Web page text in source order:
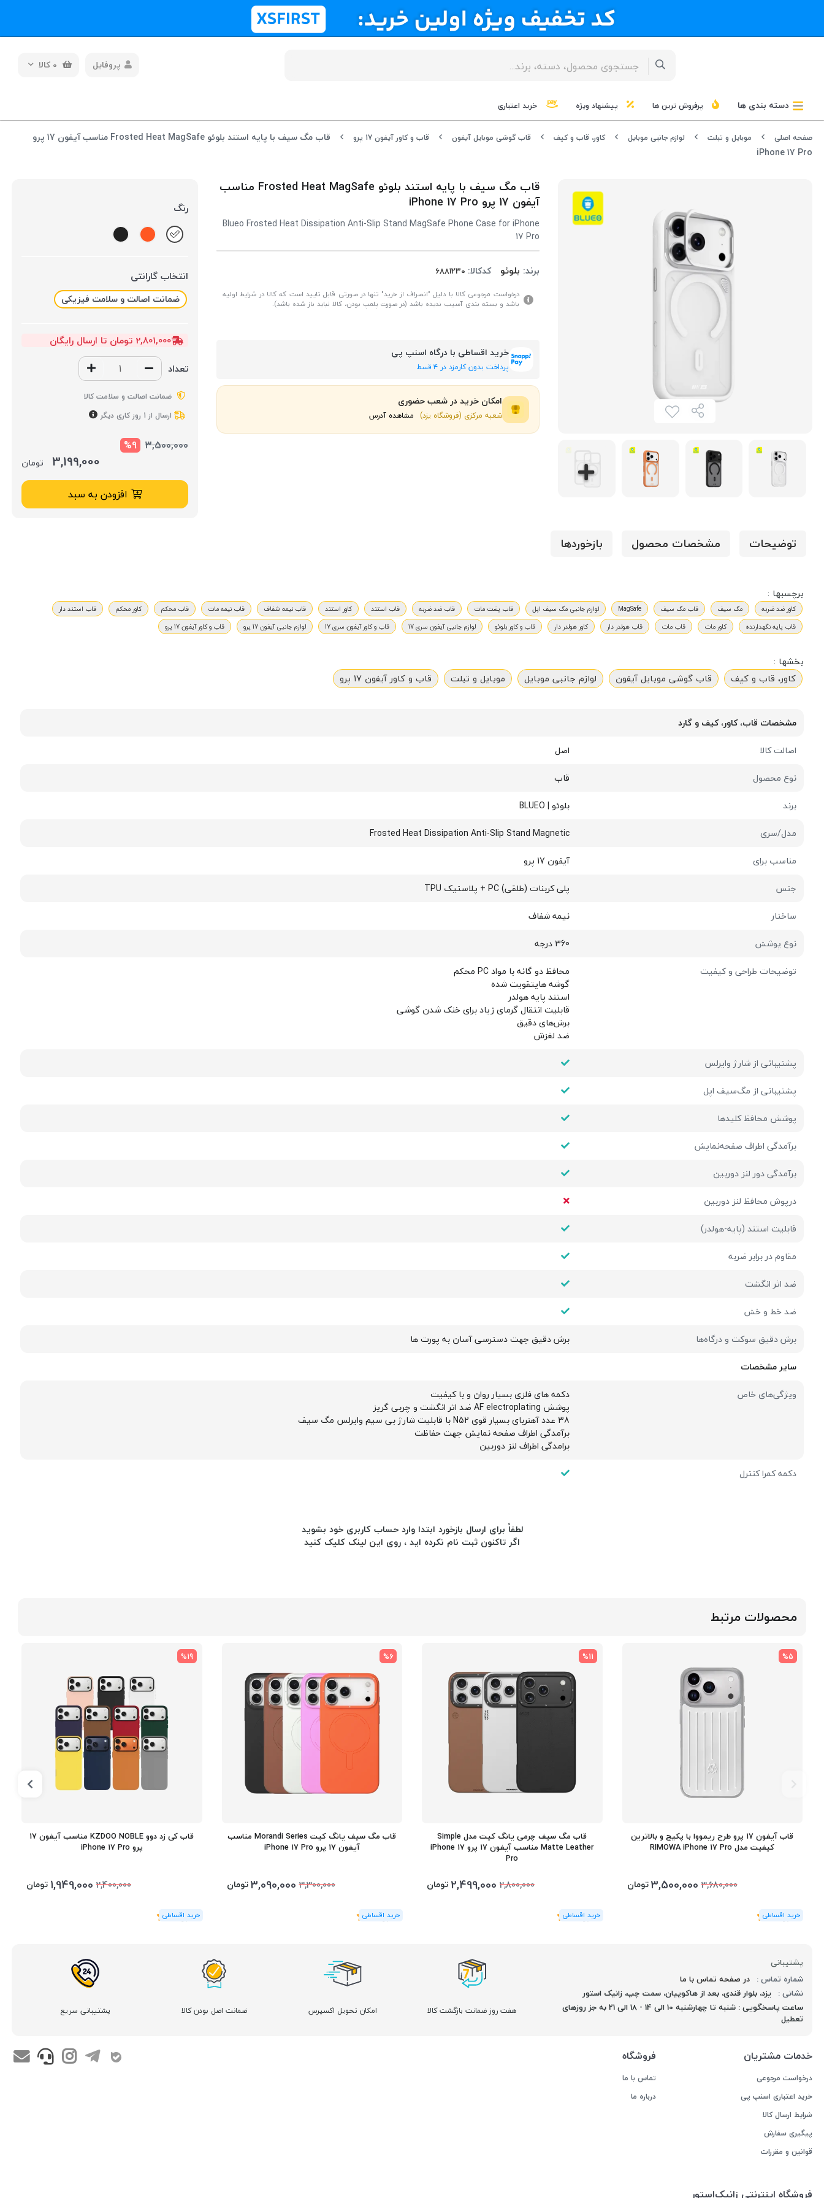
0 کالا پروفایل
دسته بندی ها پرفروش ترین ها پیشنهاد ویژه خرید اعتباری
صفحه اصلی موبایل و تبلت لوازم جانبی موبایل کاور، قاب و کیف قاب گوشی موبایل آیفون قاب و کاور آیفون 17 پرو
قاب مگ سیف با پایه استند بلوئو Frosted Heat MagSafe مناسب آیفون 17 پرو
iPhone 17 Pro
قاب مگ سیف با پایه استند بلوئو Frosted Heat MagSafe مناسب
آیفون 17 پرو iPhone 17 Pro
Blueo Frosted Heat Dissipation Anti-Slip Stand MagSafe Phone Case for iPhone
17 Pro
برند: بلوئو کدکالا:
درخواست مرجوعی کالا با دلیل "انصراف از خرید" تنها در صورتی قابل تایید است که کالا در شرایط اولیه
باشد و بسته بندی آسیب ندیده باشد (در صورت پلمپ بودن، کالا نباید باز شده باشد).
خرید اقساطی با درگاه اسنپ پی
پرداخت بدون کارمزد در ۴ قسط
امکان خرید در شعب حضوری
شعبه مرکزی (فروشگاه یزد) مشاهده آدرس
رنگ
انتخاب گارانتی
ضمانت اصالت و سلامت فیزیکی
2,801,000 تومان تا ارسال رایگان
تعداد
ضمانت اصالت و سلامت کالا
ارسال از 1 روز کاری دیگر
3,500,000
%9
3,199,000 تومان
افزودن به سبد
توضیحات مشخصات محصول بازخوردها
برچسبها :
کاور ضد ضربه مگ سیف قاب مگ سیف MagSafe لوازم جانبی مگ سیف اپل قاب پشت مات قاب ضد ضربه قاب استند کاور استند قاب نیمه شفاف قاب نیمه مات قاب محکم کاور محکم
قاب استند دار
قاب پایه نگهدارنده
کاور مات قاب مات قاب هولدر دار کاور هولدر دار قاب و کاور بلوئو لوازم جانبی آیفون سری 17 قاب و کاور آیفون سری 17 لوازم جانبی آیفون 17 پرو قاب و کاور آیفون 17 پرو
بخشها :
کاور، قاب و کیف
قاب گوشی موبایل آیفون لوازم جانبی موبایل موبایل و تبلت قاب و کاور آیفون 17 پرو
مشخصات قاب، کاور، کیف و گارد
اصالت کالا
اصل
نوع محصول
قاب
برند
بلوئو | BLUEO
مدل/سری
Frosted Heat Dissipation Anti-Slip Stand Magnetic
مناسب برای
آیفون 17 پرو
جنس
پلی کربنات (طلقی) PC + پلاستیک TPU
ساختار
نیمه شفاف
نوع پوشش
360 درجه
توضیحات طراحی و کیفیت
محافظ دو گانه با مواد PC محکم
گوشه هایتقویت شده
استند پایه هولدر
قابلیت انتقال گرمای زیاد برای خنک شدن گوشی
برش‌های دقیق
ضد لغزش
پشتیبانی از شارژ وایرلس
پشتیبانی از مگ‌سیف اپل
پوشش محافظ کلیدها
برآمدگی اطراف صفحه‌نمایش
برآمدگی دور لنز دوربین
درپوش محافظ لنز دوربین
قابلیت استند (پایه-هولدر)
مقاوم در برابر ضربه
ضد اثر انگشت
ضد خط و خش
برش دقیق سوکت و درگاه‌ها
برش دقیق جهت دسترسی آسان به پورت ها
سایر مشخصات
ویژگی‌های خاص
دکمه های فلزی بسیار روان و با کیفیت
پوشش AF electroplating ضد اثر انگشت و چربی گریز
38 عدد آهنربای بسیار قوی N52 با قابلیت شارژ بی سیم وایرلس مگ سیف
برآمدگی اطراف صفحه نمایش جهت حفاظت
برامدگی اطراف لنز دوربین
دکمه کمرا کنترل
لطفاً برای ارسال بازخورد ابتدا وارد حساب کاربری خود بشوید
اگر تاکنون ثبت نام نکرده اید ، روی این لینک کلیک کنید
محصولات مرتبط
%5
قاب آیفون 17 پرو طرح ریمووا با پکیج و بالاترین
کیفیت مدل RIMOWA iPhone 17 Pro
3,680,000
3,500,000تومان
(1رای)
5
%11
قاب مگ سیف چرمی یانگ کیت مدل Simple
Matte Leather مناسب آیفون 17 پرو iPhone 17
Pro
2,800,000
2,499,000 تومان
(1رای)
5
%6
قاب مگ سیف یانگ کیت Morandi Series مناسب
آیفون 17 پرو iPhone 17 Pro
3,300,000
3,090,000تومان
(1رای)
5
%19
قاب کی زد دوو KZDOO NOBLE مناسب آیفون 17
پرو iPhone 17 Pro
2,400,000
1,949,000 تومان
(0 رای)
0
پشتیبانی
شماره تماس : در صفحه تماس با ما
نشانی : یزد، بلوار قندی، بعد از هاکوپیان، سمت چپ، زانیک استور
ساعت پاسخگویی : شنبه تا چهارشنبه 10 الی 14 - 18 الی 21 به جز روزهای
تعطیل
هفت روز ضمانت بازگشت کالا امکان تحویل اکسپرس ضمانت اصل بودن کالا پشتیبانی سریع
خدمات مشتریان
درخواست مرجوعی
خرید اعتباری اسنپ پی
شرایط ارسال کالا
پیگیری سفارش
قوانین و مقررات
فروشگاه
تماس با ما
درباره ما
فروشگاه اینترنتی زانیک‌استور